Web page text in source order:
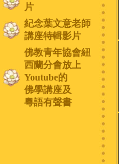
片
紀念葉文意老師
講座特輯影片
佛教青年協會紐
西蘭分會放上
Youtube的
佛學講座及
粵語有聲書